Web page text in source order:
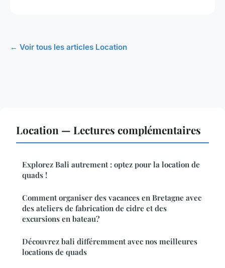
← Voir tous les articles Location
Location — Lectures complémentaires
Explorez Bali autrement : optez pour la location de
quads !
Comment organiser des vacances en Bretagne avec
des ateliers de fabrication de cidre et des
excursions en bateau?
Découvrez bali différemment avec nos meilleures
locations de quads